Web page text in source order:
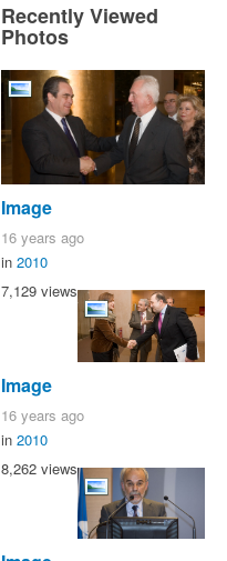
Recently Viewed
Photos
Image
16 years ago
in 2010
7,129 views
Image
16 years ago
in 2010
8,262 views